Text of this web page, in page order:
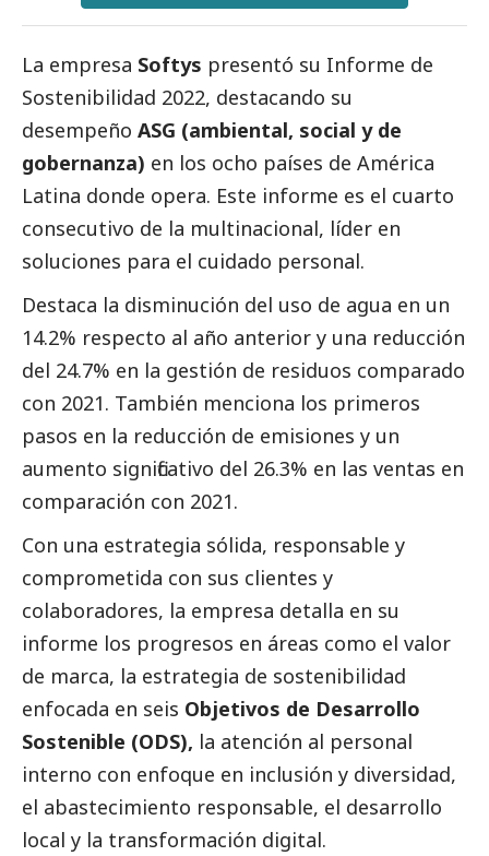
La empresa Softys presentó su Informe de
Sostenibilidad 2022, destacando su
desempeño ASG (ambiental, social y de
gobernanza) en los ocho países de América
Latina donde opera. Este informe es el cuarto
consecutivo de la multinacional, líder en
soluciones para el cuidado personal.
Destaca la disminución del uso de agua en un
14.2% respecto al año anterior y una reducción
del 24.7% en la gestión de residuos comparado
con 2021. También menciona los primeros
pasos en la reducción de emisiones y un
aumento significativo del 26.3% en las ventas en
comparación con 2021.
Con una estrategia sólida, responsable y
comprometida con sus clientes y
colaboradores, la empresa detalla en su
informe los progresos en áreas como el valor
de marca, la estrategia de sostenibilidad
enfocada en seis Objetivos de Desarrollo
Sostenible (ODS), la atención al personal
interno con enfoque en inclusión y diversidad,
el abastecimiento responsable, el desarrollo
local y la transformación digital.